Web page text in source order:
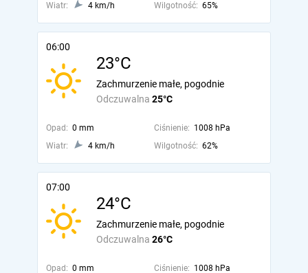
Wiatr:
4 km/h Wilgotność: 65%
06:00
23°C
Odczuwalna 25°C
Zachmurzenie małe, pogodnie
Opad: 0 mm Ciśnienie: 1008 hPa
Wiatr:
4 km/h Wilgotność: 62%
07:00
24°C
Odczuwalna 26°C
Zachmurzenie małe, pogodnie
Opad: 0 mm Ciśnienie: 1008 hPa